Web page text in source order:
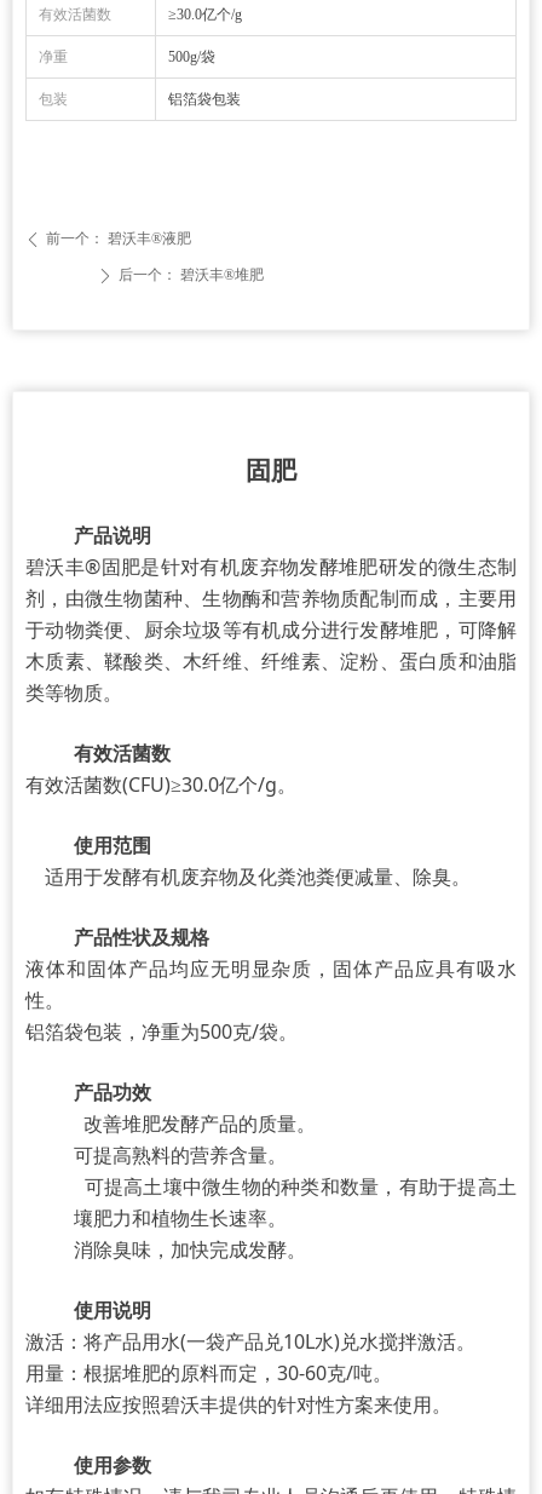
有效活菌数 ≥30.0亿个/g
净重 500g/袋
包装 铝箔袋包装
ꄴ 前一个： 碧沃丰®液肥
ꄲ 后一个： 碧沃丰®堆肥
固肥
产品说明
碧沃丰®固肥是针对有机废弃物发酵堆肥研发的微生态制
剂 ， 由微生物菌种、生物酶和营养物质配制而成 ， 主要用
于动物粪便、 厨余垃圾等有机成分进行发酵堆肥 ，可降解
木质素、鞣酸类、木纤维、纤维素、淀粉、蛋白质和油脂
类等物质。
有效活菌数
有效活菌数(CFU)≥30.0亿个/g。
使用范围
适用于发酵有机废弃物及化粪池粪便减量、除臭。
产品性状及规格
液体和固体产品均应无明显杂质，固体产品应具有吸水
性。
铝箔袋包装，净重为500克/袋。
产品功效
改善堆肥发酵产品的质量。
可提高熟料的营养含量。
可提高土壤中微生物的种类和数量，有助于提高土
壤肥力和植物生长速率。
消除臭味，加快完成发酵。
使用说明
激活：将产品用水(一袋产品兑10L水)兑水搅拌激活。
用量：根据堆肥的原料而定，30-60克/吨。
详细用法应按照碧沃丰提供的针对性方案来使用。
使用参数